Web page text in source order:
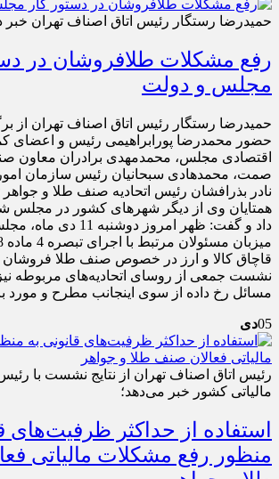
حمیدرضا رستگار رئیس اتاق اصناف تهران خبر
رفع مشکلات طلافروشان در
مجلس و دولت
حمیدرضا رستگار رئیس اتاق اصناف تهران از
حضور محمدرضا پورابراهیمی رئیس و اعضای
اقتصادی مجلس، محمدمهدی برادران معاون
صمت، محمدهادی سبحانیان رئیس سازمان
نادر بذرافشان رئیس اتحادیه صنف طلا و
همتایان وی از دیگر شهرهای کشور در مجلس
داد و گفت: ظهر امروز
قاچاق کالا و ارز در خصوص صنف طلا فروشان
نشست جمعی از روسای اتحادیه‌های مربوطه
مسائل رخ داده از سوی اینجانب مطرح و
05دی
رئیس اتاق اصناف تهران از نتایج نشست با
مالیاتی کشور خبر می‌دهد؛
استفاده از حداکثر ظرفیت‌های
منظور رفع مشکلات مالیاتی